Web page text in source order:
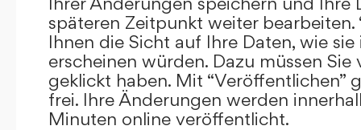
späteren Zeitpunkt weiter bearbeiten.
Ihnen die Sicht auf Ihre Daten, wie
erscheinen würden. Dazu müssen Sie
geklickt haben. Mit “Veröffentlichen”
frei. Ihre Änderungen werden
Minuten online veröffentlicht.